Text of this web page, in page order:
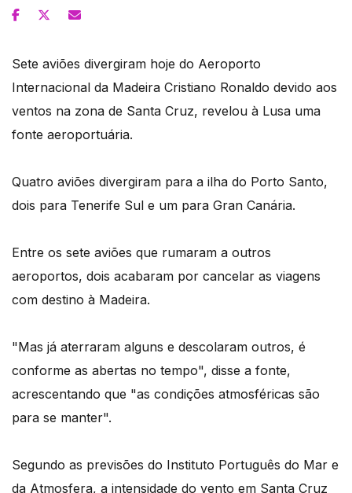
Sete aviões divergiram hoje do Aeroporto
Internacional da Madeira Cristiano Ronaldo devido aos
ventos na zona de Santa Cruz, revelou à Lusa uma
fonte aeroportuária.
Quatro aviões divergiram para a ilha do Porto Santo,
dois para Tenerife Sul e um para Gran Canária.
Entre os sete aviões que rumaram a outros
aeroportos, dois acabaram por cancelar as viagens
com destino à Madeira.
"Mas já aterraram alguns e descolaram outros, é
conforme as abertas no tempo", disse a fonte,
acrescentando que "as condições atmosféricas são
para se manter".
Segundo as previsões do Instituto Português do Mar e
da Atmosfera, a intensidade do vento em Santa Cruz